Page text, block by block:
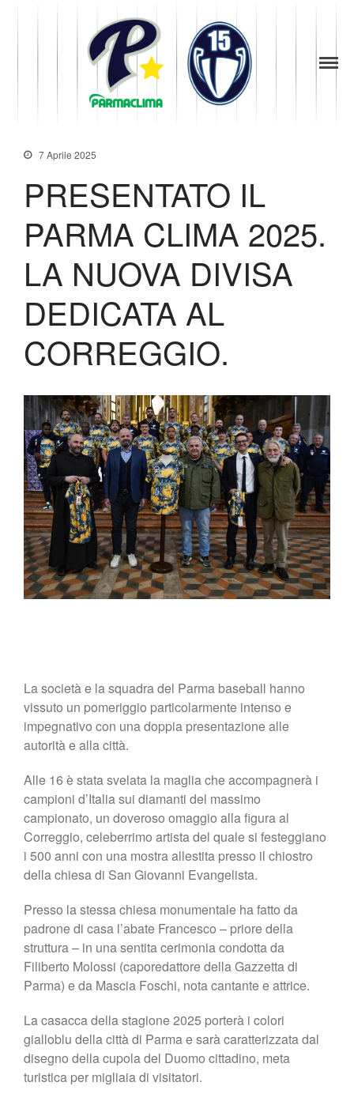
Diventa Socio
Codice di Condotta
Maglie Ritirate
Partners
Contatti
Biglietteria
Shop
7 Aprile 2025
PRESENTATO IL
PARMA CLIMA 2025.
LA NUOVA DIVISA
DEDICATA AL
CORREGGIO.
La società e la squadra del Parma baseball hanno
vissuto un pomeriggio particolarmente intenso e
impegnativo con una doppia presentazione alle
autorità e alla città.
Alle 16 è stata svelata la maglia che accompagnerà i
campioni d’Italia sui diamanti del massimo
campionato, un doveroso omaggio alla figura al
Correggio, celeberrimo artista del quale si festeggiano
i 500 anni con una mostra allestita presso il chiostro
della chiesa di San Giovanni Evangelista.
Presso la stessa chiesa monumentale ha fatto da
padrone di casa l’abate Francesco – priore della
struttura – in una sentita cerimonia condotta da
Filiberto Molossi (caporedattore della Gazzetta di
Parma) e da Mascia Foschi, nota cantante e attrice.
La casacca della stagione 2025 porterà i colori
gialloblu della città di Parma e sarà caratterizzata dal
disegno della cupola del Duomo cittadino, meta
turistica per migliaia di visitatori.